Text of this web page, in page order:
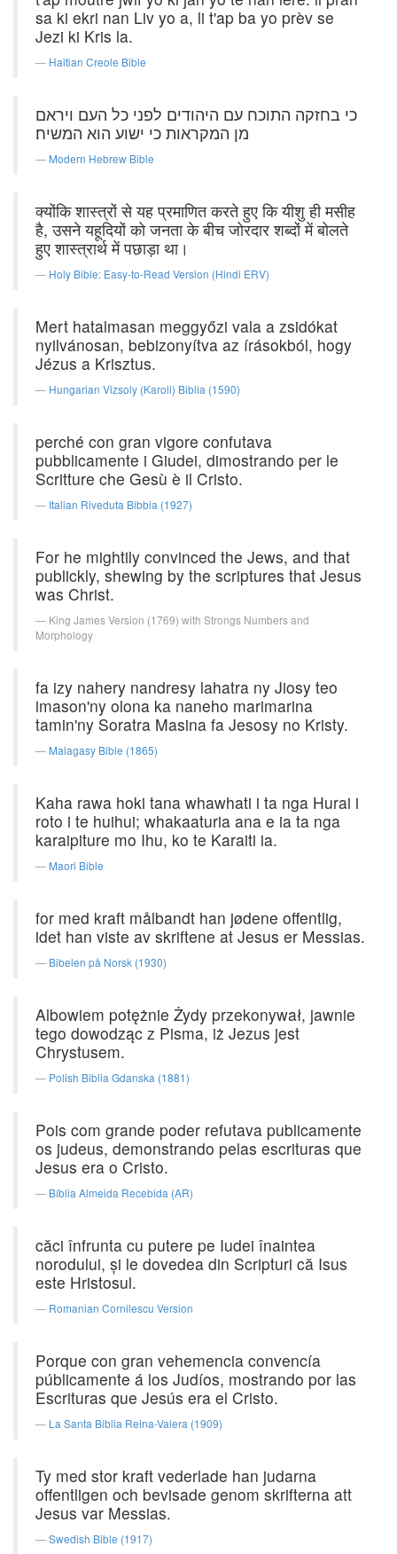
sa ki ekri nan Liv yo a, li t'ap ba yo prèv se
Jezi ki Kris la.
Haitian Creole Bible
כי בחזקה התוכח עם היהודים לפני כל העם ויראם
מן המקראות כי ישוע הוא המשיח׃
Modern Hebrew Bible
क्योंकि शास्त्रों से यह प्रमाणित करते हुए कि यीशु ही मसीह
है, उसने यहूदियों को जनता के बीच जोरदार शब्दों में बोलते
हुए शास्त्रार्थ में पछाड़ा था।
Holy Bible: Easy-to-Read Version (Hindi ERV)
Mert hatalmasan meggyőzi vala a zsidókat
nyilvánosan, bebizonyítva az írásokból, hogy
Jézus a Krisztus.
Hungarian Vizsoly (Karoli) Biblia (1590)
perché con gran vigore confutava
pubblicamente i Giudei, dimostrando per le
Scritture che Gesù è il Cristo.
Italian Riveduta Bibbia (1927)
For he mightily convinced the Jews, and that
publickly, shewing by the scriptures that Jesus
was Christ.
King James Version (1769) with Strongs Numbers and
Morphology
fa izy nahery nandresy lahatra ny Jiosy teo
imason'ny olona ka naneho marimarina
tamin'ny Soratra Masina fa Jesosy no Kristy.
Malagasy Bible (1865)
Kaha rawa hoki tana whawhati i ta nga Hurai i
roto i te huihui; whakaaturia ana e ia ta nga
karaipiture mo Ihu, ko te Karaiti ia.
Maori Bible
for med kraft målbandt han jødene offentlig,
idet han viste av skriftene at Jesus er Messias.
Bibelen på Norsk (1930)
Albowiem potężnie Żydy przekonywał, jawnie
tego dowodząc z Pisma, iż Jezus jest
Chrystusem.
Polish Biblia Gdanska (1881)
Pois com grande poder refutava publicamente
os judeus, demonstrando pelas escrituras que
Jesus era o Cristo.
Bíblia Almeida Recebida (AR)
căci înfrunta cu putere pe Iudei înaintea
norodului, şi le dovedea din Scripturi că Isus
este Hristosul.
Romanian Cornilescu Version
Porque con gran vehemencia convencía
públicamente á los Judíos, mostrando por las
Escrituras que Jesús era el Cristo.
La Santa Biblia Reina-Valera (1909)
Ty med stor kraft vederlade han judarna
offentligen och bevisade genom skrifterna att
Jesus var Messias.
Swedish Bible (1917)